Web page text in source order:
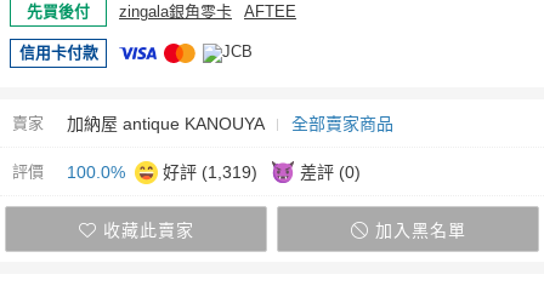
先買後付 zingala銀角零卡 AFTEE
信用卡付款
賣家 加納屋 antique KANOUYA 全部賣家商品
評價 100.0% 好評 (1,319) 差評 (0)
收藏此賣家 加入黑名單